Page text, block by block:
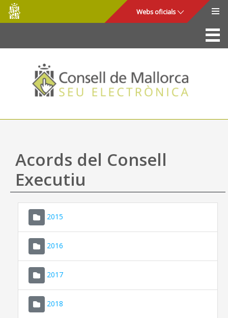
Salta al contingut principal
Consell
de
Mallorca
Webs oficials
La Seu
Consell de Mallorca
Accés i seguretat
Utilitats
Ajuda
Acords del Consell
Executiu
2015
2016
2017
2018